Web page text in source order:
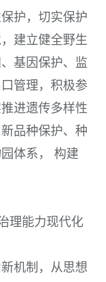
护，切实保护
建立健全野生
基因保护、监
管理，积极参
进遗传多样性
品种保护、种
体系， 构建
理能力现代化
机制，从思想